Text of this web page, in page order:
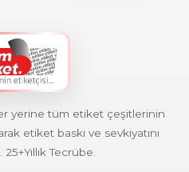
yerine tüm etiket çeşitlerinin
etiket baskı ve sevkiyatını
Tecrübe.